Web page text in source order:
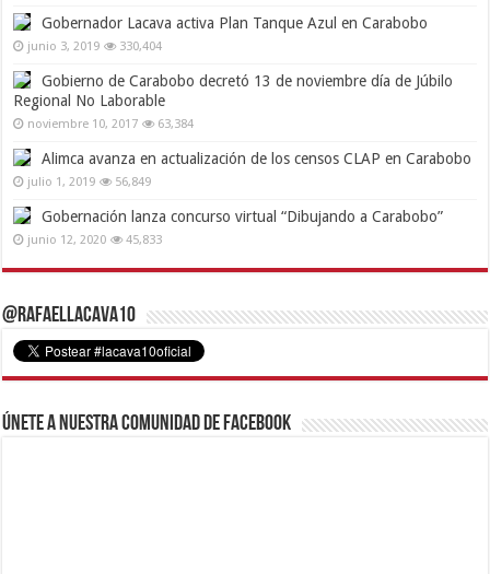
Gobernador Lacava activa Plan Tanque Azul en Carabobo
junio 3, 2019 330,404
Gobierno de Carabobo decretó 13 de noviembre día de Júbilo
Regional No Laborable
noviembre 10, 2017 63,384
Alimca avanza en actualización de los censos CLAP en Carabobo
julio 1, 2019 56,849
Gobernación lanza concurso virtual “Dibujando a Carabobo”
junio 12, 2020 45,833
@RafaelLacava10
Únete a nuestra comunidad de Facebook